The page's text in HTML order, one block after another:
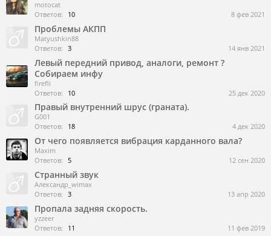
motocat
Ответов:
10 8 фев 2021
Проблемы АКПП
Matyushkin88
Ответов: 3 14 янв 2021
Левый передний привод, аналоги, ремонт ?
Собираем инфу
firefli
Ответов:
10 25 дек 2020
Правый внутренний шрус (граната).
G001
Ответов:
18 4 дек 2020
От чего появляется вибрация карданного вала?
Maxim
Ответов: 5 12 сен 2020
Странный звук
Александр_wimax
Ответов: 3 13 апр 2020
Пропала задняя скорость.
yzzeer
Ответов:
11 11 фев 2019